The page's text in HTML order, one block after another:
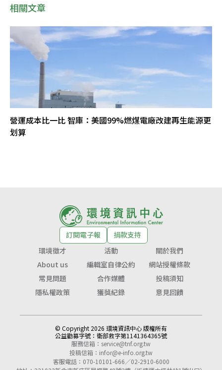
相關文章
營運成本比一比 智庫：美國99%燃煤電廠改建再生能源更
划算
訂閱電子報
捐款支持
環境徵才
活動
關於我們
About us
編輯室自律公約
網站授權條款
常見問題
合作媒體
投稿須知
隱私權政策
獲獎紀錄 意見回饋
© Copyright 2026 環境資訊中心 版權所有
公益勸募字號： 衛部救字第1141364365號
服務信箱： service@tnf.org.tw
投稿信箱： infor@e-info.org.tw
客服電話：070-10101-666／02-2910-6000